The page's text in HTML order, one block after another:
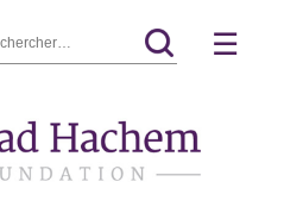
Hachem
☰